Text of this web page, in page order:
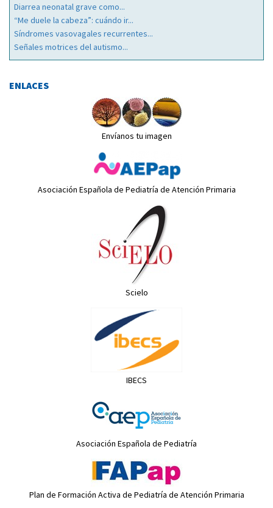
Diarrea neonatal grave como...
“Me duele la cabeza”: cuándo ir...
Síndromes vasovagales recurrentes...
Señales motrices del autismo...
ENLACES
Envíanos tu imagen
Asociación Española de Pediatría de Atención Primaria
Scielo
IBECS
Asociación Española de Pediatría
Plan de Formación Activa de Pediatría de Atención Primaria